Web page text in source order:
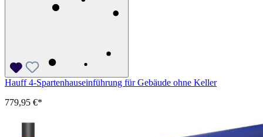
Hauff 4-Spartenhauseinführung für Gebäude ohne Keller
779,95 €*